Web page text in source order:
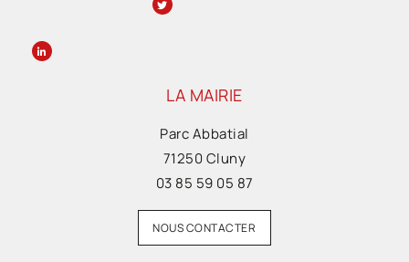
LA MAIRIE
Parc Abbatial
71250 Cluny
03 85 59 05 87
NOUS CONTACTER